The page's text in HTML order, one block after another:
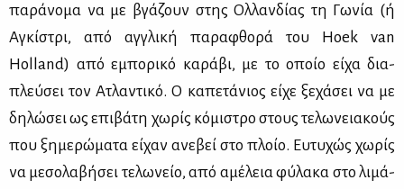
πα­ρά­νο­μα να με βγά­ζουν στης Ολ­λαν­δί­ας τη Γω­νία (ή
Αγκί­στρι, από αγ­γλι­κή πα­ρα­φθο­ρά του Hoek van
Holland) από εμπο­ρι­κό κα­ρά­βι, με το οποίο εί­χα δια­
πλεύ­σει τον Ατλα­ντι­κό. Ο κα­πε­τά­νιος εί­χε ξε­χά­σει να με
δη­λώ­σει ως επι­βά­τη χω­ρίς κό­μι­στρο στους τε­λω­νεια­κούς
που ξη­με­ρώ­μα­τα εί­χαν ανε­βεί στο πλοίο. Ευ­τυ­χώς χω­ρίς
να με­σο­λα­βή­σει τε­λω­νείο, από αμέ­λεια φύ­λα­κα στο λι­μά­